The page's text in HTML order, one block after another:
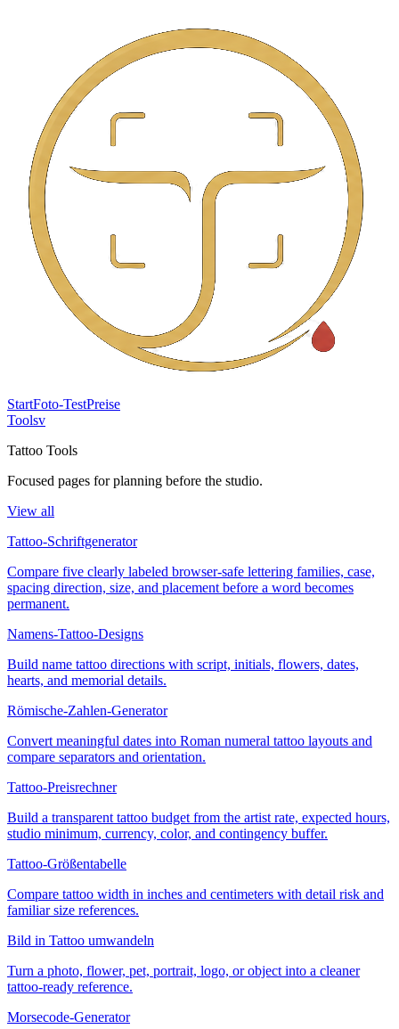
StartFoto-TestPreise
Toolsv
Tattoo Tools
Focused pages for planning before the studio.
View all
Tattoo-Schriftgenerator
Compare five clearly labeled browser-safe lettering families, case,
spacing direction, size, and placement before a word becomes
permanent.
Namens-Tattoo-Designs
Build name tattoo directions with script, initials, flowers, dates,
hearts, and memorial details.
Römische-Zahlen-Generator
Convert meaningful dates into Roman numeral tattoo layouts and
compare separators and orientation.
Tattoo-Preisrechner
Build a transparent tattoo budget from the artist rate, expected hours,
studio minimum, currency, color, and contingency buffer.
Tattoo-Größentabelle
Compare tattoo width in inches and centimeters with detail risk and
familiar size references.
Bild in Tattoo umwandeln
Turn a photo, flower, pet, portrait, logo, or object into a cleaner
tattoo-ready reference.
Morsecode-Generator